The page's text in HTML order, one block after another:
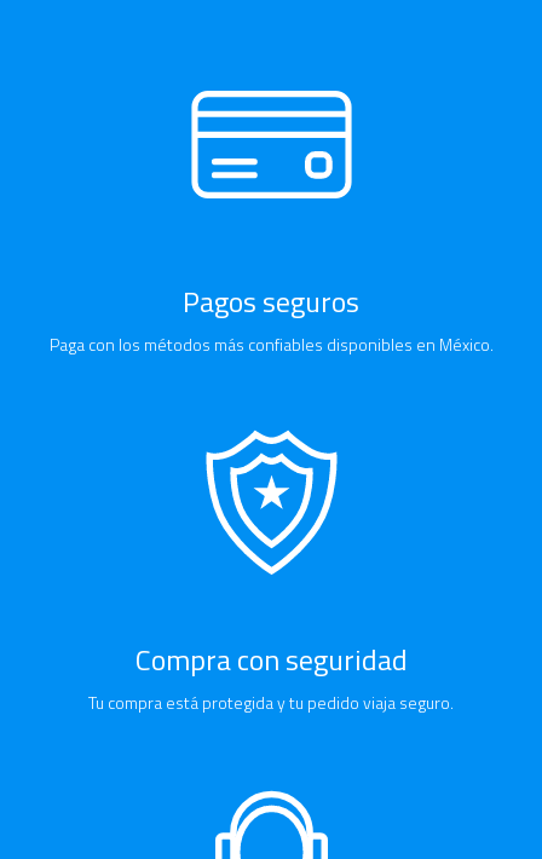
Pagos seguros
Paga con los métodos más confiables disponibles en México.
Compra con seguridad
Tu compra está protegida y tu pedido viaja seguro.